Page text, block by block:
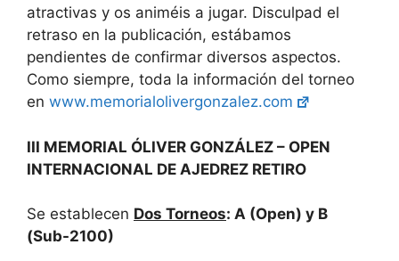
atractivas y os animéis a jugar. Disculpad el
retraso en la publicación, estábamos
pendientes de confirmar diversos aspectos.
Como siempre, toda la información del torneo
en www.memorialolivergonzalez.com
III MEMORIAL ÓLIVER GONZÁLEZ – OPEN
INTERNACIONAL DE AJEDREZ RETIRO
Se establecen Dos Torneos: A (Open) y B
(Sub-2100)